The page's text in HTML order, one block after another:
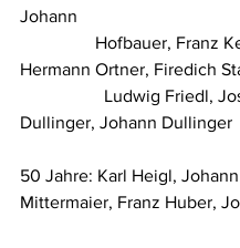
Johann
Hermann Ortner, Firedich
Dullinger, Johann Dullinger
50 Jahre: Karl Heigl, Johann
Mittermaier, Franz Huber,